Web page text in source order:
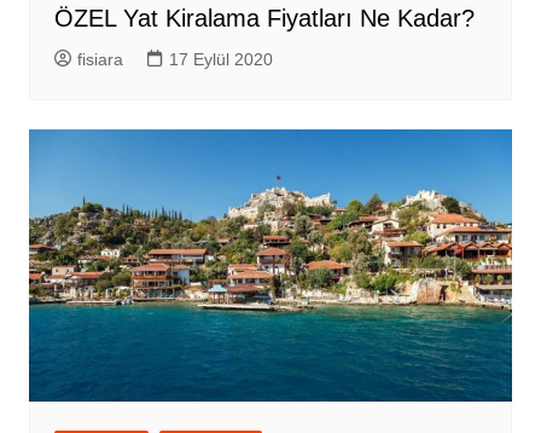
ÖZEL Yat Kiralama Fiyatları Ne Kadar?
fisiara 17 Eylül 2020